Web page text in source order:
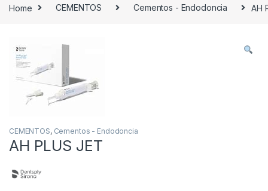
Home CEMENTOS Cementos - Endodoncia AH
CEMENTOS, Cementos - Endodoncia
AH PLUS JET